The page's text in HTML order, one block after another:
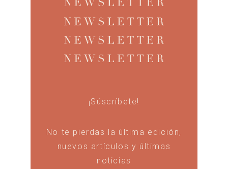
¡Súscríbete!
No te pierdas la última edición,
nuevos artículos y últimas
noticias